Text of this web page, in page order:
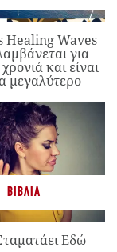
Healing Waves
για
και είναι
μεγαλύτερο
ΒΙΒΛΊΑ
Εδώ